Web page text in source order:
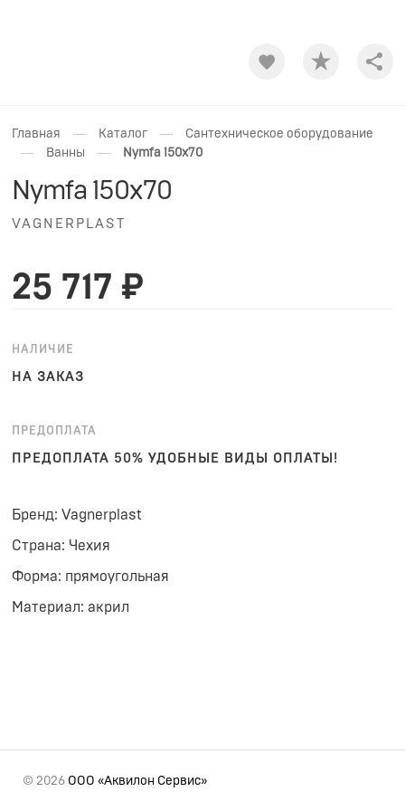
Главная — Каталог — Сантехническое оборудование
— Ванны — Nymfa 150x70
Nymfa 150x70
VAGNERPLAST
25 717 ₽
НАЛИЧИЕ
НА ЗАКАЗ
ПРЕДОПЛАТА
ПРЕДОПЛАТА 50% УДОБНЫЕ ВИДЫ ОПЛАТЫ!
Бренд: Vagnerplast
Страна: Чехия
Форма: прямоугольная
Материал: акрил
© 2026 ООО «Аквилон Сервис»